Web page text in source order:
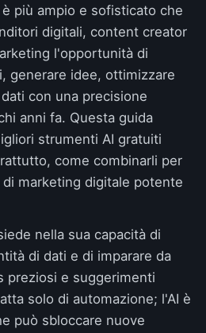
più ampio e sofisticato che
digitali, content creator
l'opportunità di
generare idee, ottimizzare
con una precisione
anni fa. Questa guida
strumenti AI gratuiti
come combinarli per
marketing digitale potente
nella sua capacità di
di dati e di imparare da
preziosi e suggerimenti
solo di automazione; l'AI è
può sbloccare nuove